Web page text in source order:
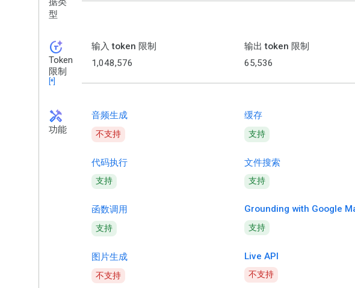
型
token_auto
Token
限制
[*]
输入 token 限制
1,048,576
输出 token 限制
65,536
handyman
功能
音频生成
不支持
缓存
支持
代码执行
支持
文件搜索
支持
函数调用
支持
Grounding with Google
支持
图片生成
不支持
Live API
不支持